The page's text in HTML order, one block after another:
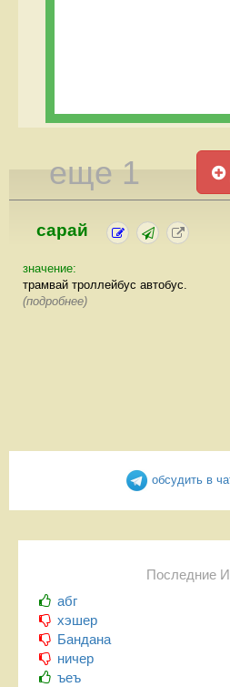
еще 1
сарай
значение:
трамвай троллейбус автобус.
(подробнее)
обсудить в
Последние
абг
хэшер
Бандана
ничер
ъеъ